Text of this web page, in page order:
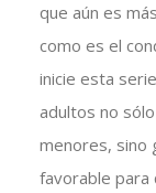
que aún es
como es el
inicie esta
adultos no
menores, sino
favorable para